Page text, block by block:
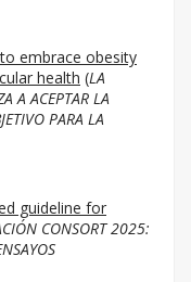
embrace obesity
health (LA
A ACEPTAR LA
PARA LA
guideline for
CONSORT 2025: